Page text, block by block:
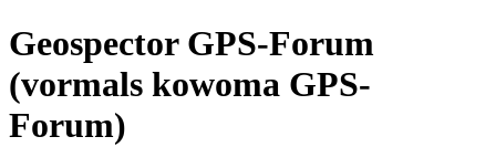
Geospector GPS-Forum
(vormals kowoma GPS-
Forum)